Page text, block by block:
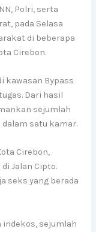
Polri, serta
pada Selasa
di beberapa
Cirebon.
kawasan Bypass
Dari hasil
sejumlah
dalam satu kamar.
Cirebon,
Jalan Cipto.
seks yang berada
indekos, sejumlah